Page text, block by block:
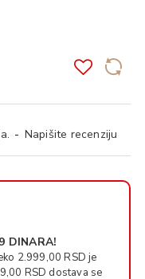
- Napišite recenziju
DINARA!
2.999,00 RSD je
RSD dostava se